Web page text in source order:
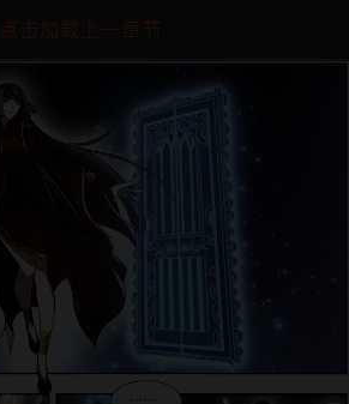
点击加载上一章节